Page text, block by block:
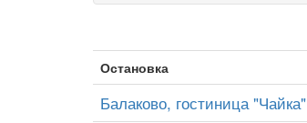
Остановка
Балаково, гостиница "Чайка"